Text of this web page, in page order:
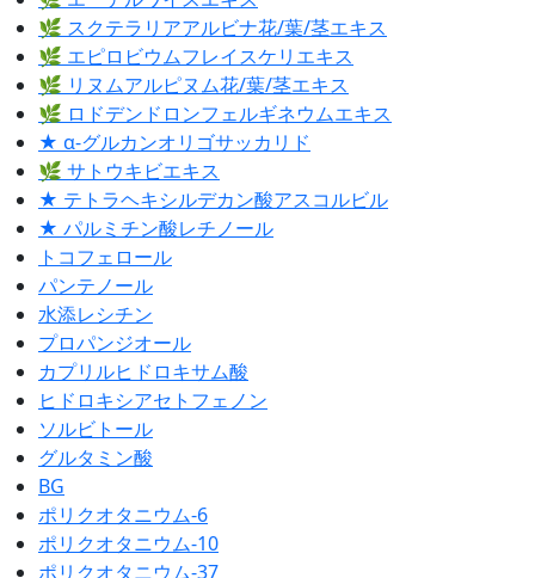
🌿 スクテラリアアルビナ花/葉/茎エキス
🌿 エピロビウムフレイスケリエキス
🌿 リヌムアルピヌム花/葉/茎エキス
🌿 ロドデンドロンフェルギネウムエキス
★ α-グルカンオリゴサッカリド
🌿 サトウキビエキス
★ テトラヘキシルデカン酸アスコルビル
★ パルミチン酸レチノール
トコフェロール
パンテノール
水添レシチン
プロパンジオール
カプリルヒドロキサム酸
ヒドロキシアセトフェノン
ソルビトール
グルタミン酸
BG
ポリクオタニウム-6
ポリクオタニウム-10
ポリクオタニウム-37